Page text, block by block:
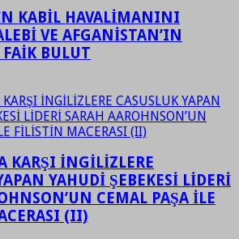
KABİL HAVALİMANINI
VE AFGANİSTAN’IN
BULUT
KARŞI İNGİLİZLERE
YAHUDİ ŞEBEKESİ LİDERİ
CEMAL PAŞA İLE
(II)